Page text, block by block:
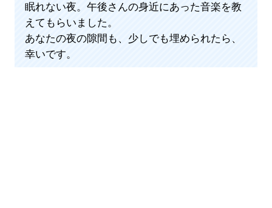
眠れない夜。午後さんの身近にあった音楽を教
えてもらいました。
あなたの夜の隙間も、少しでも埋められたら、
幸いです。